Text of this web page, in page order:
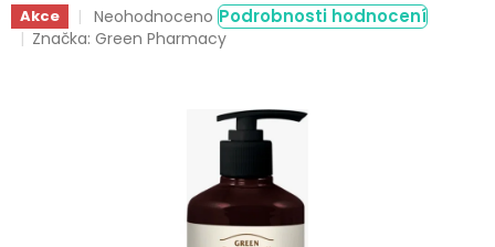
Akce
Průměrné
hodnocení
Neohodnoceno Podrobnosti hodnocení
Značka:Green Pharmacy